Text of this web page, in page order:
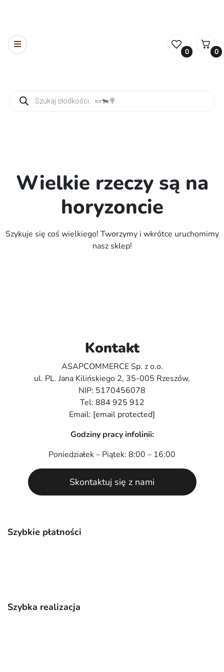
0 0
Wielkie rzeczy są na
horyzoncie
Szykuje się coś wielkiego! Tworzymy i wkrótce uruchomimy
nasz sklep!
Szybkie płatności
Szybka realizacja
Kontakt
ASAPCOMMERCE Sp. z o.o.
ul. PL. Jana Kilińskiego 2, 35-005 Rzeszów,
NIP: 5170456078
Tel: 884 925 912
Email: [email protected]
Godziny pracy infolinii:
Poniedziałek – Piątek: 8:00 – 16:00
Skontaktuj się z nami